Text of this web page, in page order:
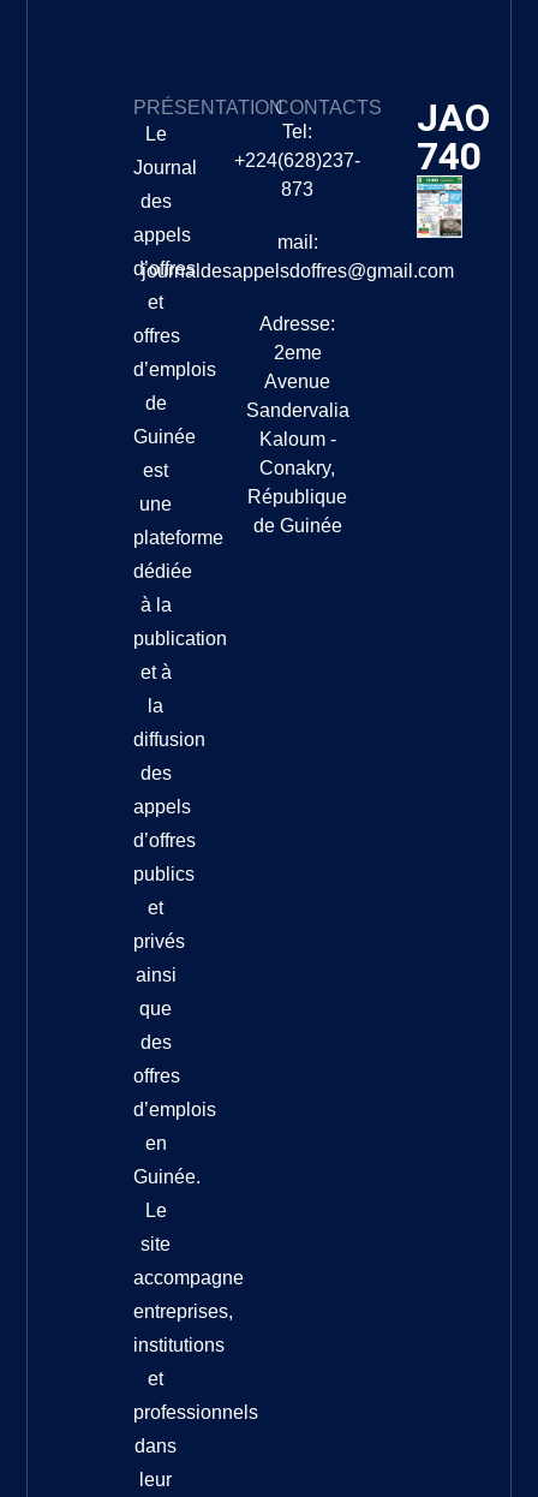
PRÉSENTATION
Le
Journal
des
appels
d’offres
et
offres
d’emplois
de
Guinée
est
une
plateforme
dédiée
à la
publication
et à
la
diffusion
des
appels
d’offres
publics
et
privés
ainsi
que
des
offres
d’emplois
en
Guinée.
Le
site
accompagne
entreprises,
institutions
et
professionnels
dans
leur
CONTACTS
Tel:
+224(628)237-
873
mail:
journaldesappelsdoffres@gmail.com
Adresse:
2eme
Avenue
Sandervalia
Kaloum -
Conakry,
République
de Guinée
JAO
740